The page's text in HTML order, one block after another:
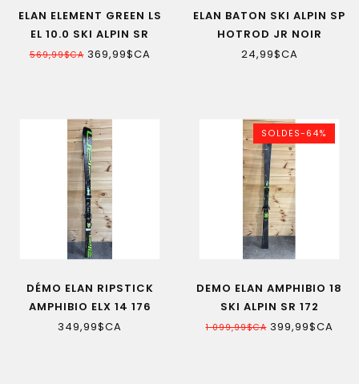
ELAN ELEMENT GREEN LS
EL 10.0 SKI ALPIN SR
569,99$CA369,99$CA
ELAN BATON SKI ALPIN SP
HOTROD JR NOIR
24,99$CA
DÉMO ELAN RIPSTICK
AMPHIBIO ELX 14 176
349,99$CA
SOLDES-64%
DEMO ELAN AMPHIBIO 18
SKI ALPIN SR 172
1 099,99$CA399,99$CA